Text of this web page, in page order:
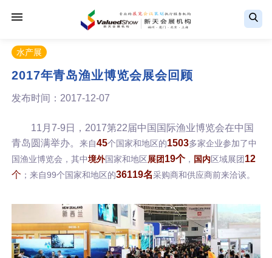
水产展
2017年青岛渔业博览会展会回顾
发布时间：2017-12-07
11月7-9日，2017第22届中国国际渔业博览会在中国
青岛圆满举办。 来自45个国家和地区的1503多家企业参加了中
国渔业博览会，其中境外国家和地区 展团 19个， 国内区域展团 12
个 ；来自99个国家和地区的36119名采购商和供应商前来洽谈。